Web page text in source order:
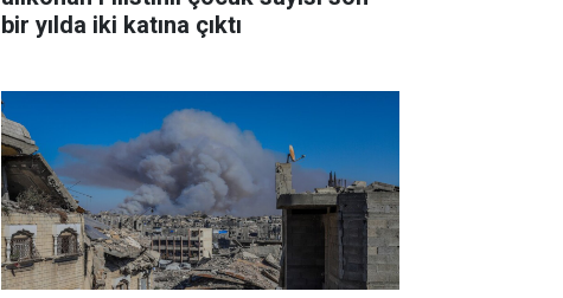
bir yılda iki katına çıktı